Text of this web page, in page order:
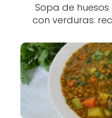
Sopa de
con verduras: